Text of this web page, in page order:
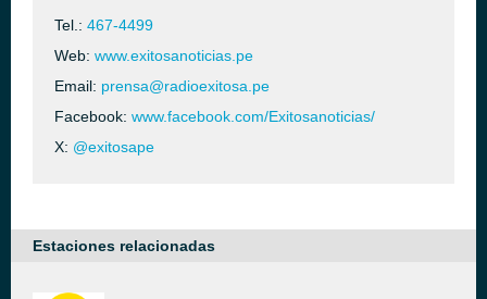
Tel.: 467-4499
Web: www.exitosanoticias.pe
Email: prensa@radioexitosa.pe
Facebook: www.facebook.com/Exitosanoticias/
X: @exitosape
Estaciones relacionadas